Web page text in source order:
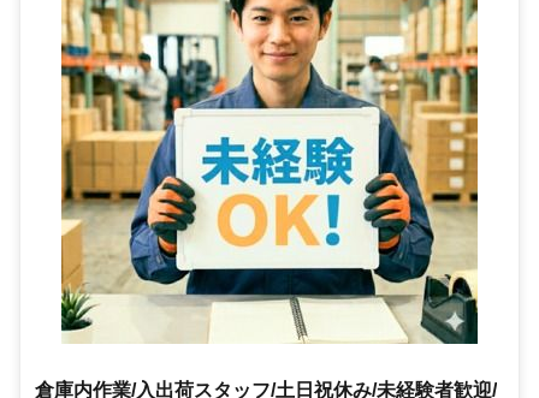
倉庫内作業/入出荷スタッフ/土日祝休み/未経験者歓迎/